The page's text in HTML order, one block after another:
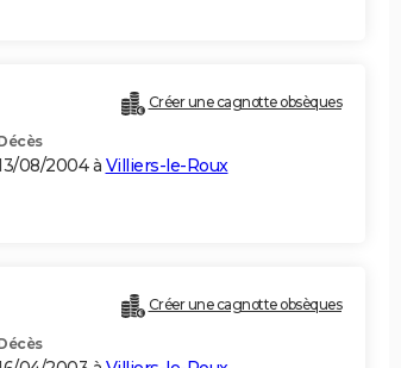
Créer une cagnotte obsèques
08/2004 à Villiers-le-Roux
Créer une cagnotte obsèques